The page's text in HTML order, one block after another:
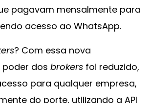
pagavam mensalmente para
acesso ao WhatsApp.
? Com essa nova
dos brokers foi reduzido,
para qualquer empresa,
do porte, utilizando a API